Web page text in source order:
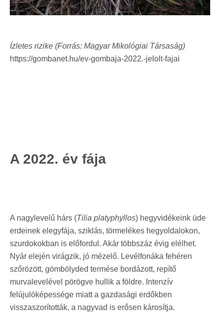
Ízletes rizike (Forrás: Magyar Mikológiai Társaság)
https://gombanet.hu/ev-gombaja-2022.-jelolt-fajai
A 2022. év fája
A nagylevelű hárs (Tilia platyphyllos) hegyvidékeink üde
erdeinek elegyfája, sziklás, törmelékes hegyoldalokon,
szurdokokban is előfordul. Akár többszáz évig elélhet.
Nyár elején virágzik, jó mézelő. Levélfonáka fehéren
szőrözött, gömbölyded termése bordázott, repítő
murvalevelével pörögve hullik a földre. Intenzív
felújulóképessége miatt a gazdasági erdőkben
visszaszorították, a nagyvad is erősen károsítja.